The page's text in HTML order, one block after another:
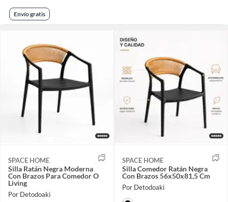
Envío gratis
SPACE HOME
Silla Ratán Negra Moderna
Con Brazos Para Comedor O
Living
Por Detodoaki
SPACE HOME
Silla Comedor Ratán Negra
Con Brazos 56x50x81,5 Cm
Por Detodoaki